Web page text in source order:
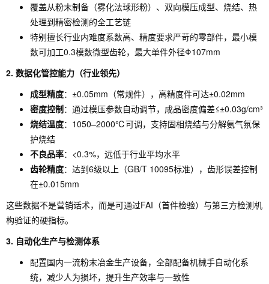
覆盖从粉末制备（雾化法球形粉）、双向模压成型、烧结、热
处理到精密检测的全工艺链
特别擅长行业内难度系数高、精度要求严苛的零部件，最小模
数可加工0.3模数微型齿轮，最大单件外径Φ107mm
2. 数据化管控能力（行业领先）
成型精度：±0.05mm（常规件），高精度件可达±0.02mm
密度控制：通过模压参数自动调节，成品密度偏差≤±0.03g/cm³
烧结温度：1050–2000℃可调，支持固相烧结与分解氨气氛保
护烧结
不良品率：<0.3%，远低于行业平均水平
齿轮精度：达到6级以上（GB/T 10095标准），齿形误差控制
在±0.015mm
这些数据不是营销话术，而是可通过FAI（首件检验）与第三方检测机
构验证的硬指标。
3. 自动化生产与检测体系
配置国内一流粉末冶金生产设备，全部配备机械手自动化系
统，减少人为损坏，提升生产效率与一致性